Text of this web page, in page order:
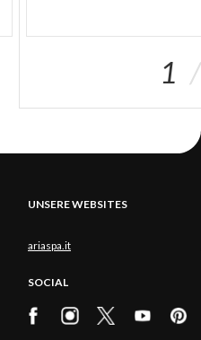
1
UNSERE WEBSITES
ariaspa.it
SOCIAL